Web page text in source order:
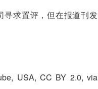
寻求置评，但在报道刊发
USA, CC BY 2.0, via